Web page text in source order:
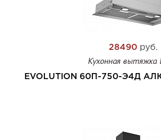
28490 руб.
Кухонная вытяжка
EVOLUTION 60П-750-Э4Д